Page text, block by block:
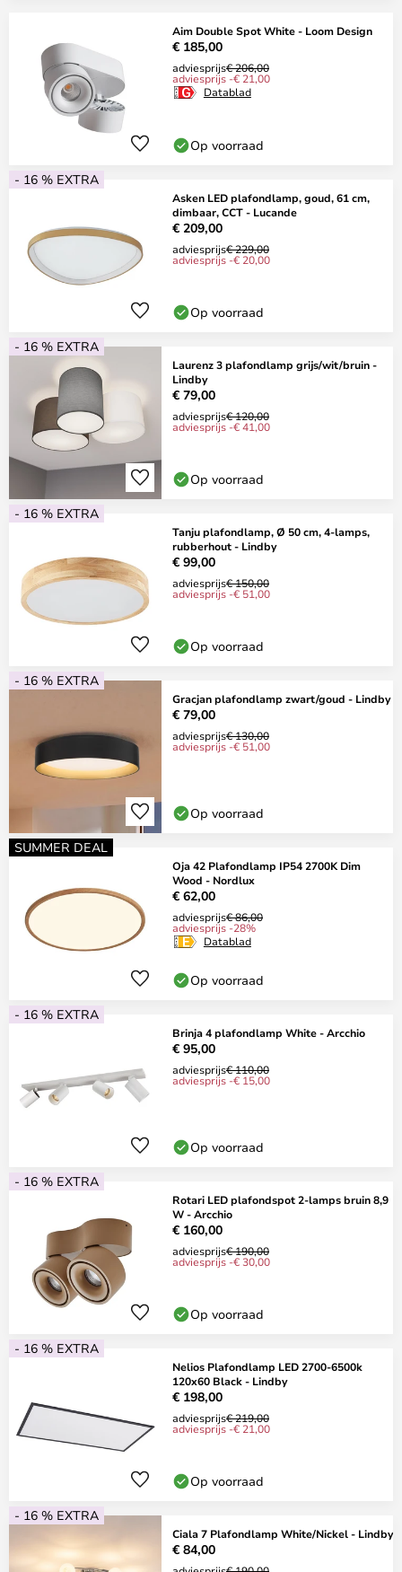
Aim Double Spot White - Loom Design
€ 185,00
adviesprijs€ 206,00
adviesprijs -€ 21,00
Datablad
Op voorraad
- 16 % EXTRA
Asken LED plafondlamp, goud, 61 cm,
dimbaar, CCT - Lucande
€ 209,00
adviesprijs€ 229,00
adviesprijs -€ 20,00
Op voorraad
- 16 % EXTRA
Laurenz 3 plafondlamp grijs/wit/bruin -
Lindby
€ 79,00
adviesprijs€ 120,00
adviesprijs -€ 41,00
Op voorraad
- 16 % EXTRA
Tanju plafondlamp, Ø 50 cm, 4-lamps,
rubberhout - Lindby
€ 99,00
adviesprijs€ 150,00
adviesprijs -€ 51,00
Op voorraad
- 16 % EXTRA
Gracjan plafondlamp zwart/goud - Lindby
€ 79,00
adviesprijs€ 130,00
adviesprijs -€ 51,00
Op voorraad
SUMMER DEAL
Oja 42 Plafondlamp IP54 2700K Dim
Wood - Nordlux
€ 62,00
adviesprijs€ 86,00
adviesprijs -28%
Datablad
Op voorraad
- 16 % EXTRA
Brinja 4 plafondlamp White - Arcchio
€ 95,00
adviesprijs€ 110,00
adviesprijs -€ 15,00
Op voorraad
- 16 % EXTRA
Rotari LED plafondspot 2-lamps bruin 8,9
W - Arcchio
€ 160,00
adviesprijs€ 190,00
adviesprijs -€ 30,00
Op voorraad
- 16 % EXTRA
Nelios Plafondlamp LED 2700-6500k
120x60 Black - Lindby
€ 198,00
adviesprijs€ 219,00
adviesprijs -€ 21,00
Op voorraad
- 16 % EXTRA
Ciala 7 Plafondlamp White/Nickel - Lindby
€ 84,00